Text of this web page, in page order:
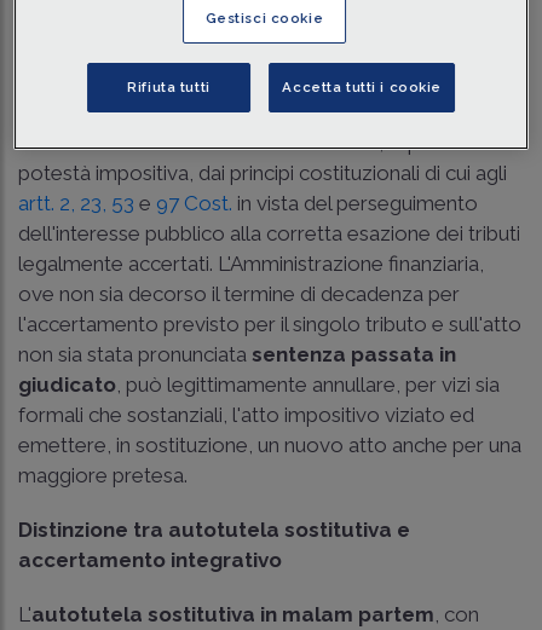
Ascolta la news
In tema diaccertamento tributario, ilpotere di
autotutelatributaria trae fondamento, al pari della
potestà impositiva, dai principi costituzionali di cui agli
artt. 2, 23, 53 e 97 Cost. in vista del perseguimento
dell'interesse pubblico alla corretta esazione dei tributi
legalmente accertati. L'Amministrazione finanziaria,
ove non sia decorso il termine di decadenza per
l'accertamento previsto per il singolo tributo e sull'atto
non sia stata pronunciata sentenza passata in
giudicato, può legittimamente annullare, per vizi sia
formali che sostanziali, l'atto impositivo viziato ed
emettere, in sostituzione, un nuovo atto anche per una
maggiore pretesa.
Distinzione tra autotutela sostitutiva e
accertamento integrativo
L'autotutela sostitutiva in malam partem, con
Gestisci cookie
Rifiuta tutti Accetta tutti i cookie